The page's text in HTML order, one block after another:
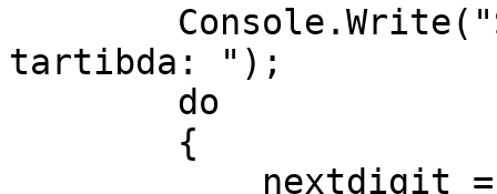
tartibda: ");